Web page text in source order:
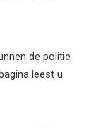
de politie
leest u